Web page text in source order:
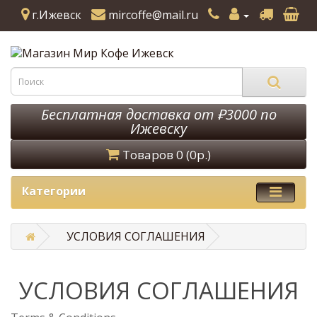
г.Ижевск mircoffe@mail.ru
Бесплатная доставка от ₽3000 по
Ижевску
Товаров 0 (0р.)
Категории
УСЛОВИЯ СОГЛАШЕНИЯ
УСЛОВИЯ СОГЛАШЕНИЯ